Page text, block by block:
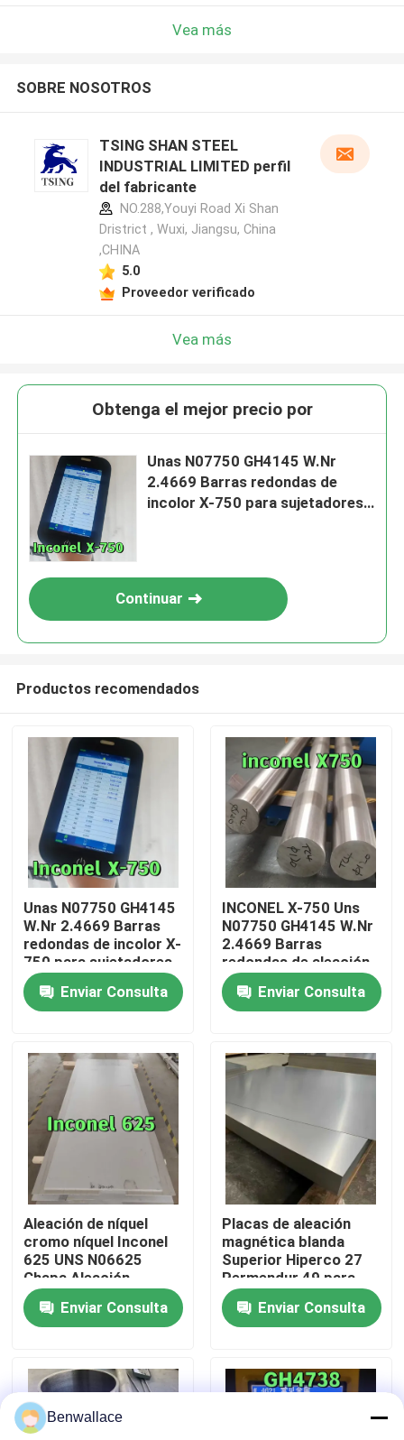
En casa
Productos
Sobre nosotros
recorrido por la fábrica
Control de calidad
Contacta con nosotros
Noticias
Casos de trabajo
Solicitar una cita
Vea más
SOBRE NOSOTROS
TSING SHAN STEEL
INDUSTRIAL LIMITED perfil
del fabricante
NO.288,Youyi Road Xi Shan
Dristrict , Wuxi, Jiangsu, China
,CHINA
5.0
Proveedor verificado
Vea más
Obtenga el mejor precio por
Unas N07750 GH4145 W.Nr
2.4669 Barras redondas de
incolor X-750 para sujetadores
Continuar
Productos recomendados
Unas N07750 GH4145
W.Nr 2.4669 Barras
redondas de incolor X-
750 para sujetadores
de motores de alto
rendimientoEnviar Consulta
INCONEL X-750 Uns
N07750 GH4145 W.Nr
2.4669 Barras
redondas de aleación
de níquel / varilla
Superficie brillante y
negra
Enviar Consulta
Aleación de níquel
cromo níquel Inconel
625 UNS N06625
Chapa Aleación
Inconel 625 Chapa
Enviar Consulta
Placas de aleación
magnética blanda
Superior Hiperco 27
Permendur 49 para
electrónica de
precisiónEnviar Consulta
Benwallace